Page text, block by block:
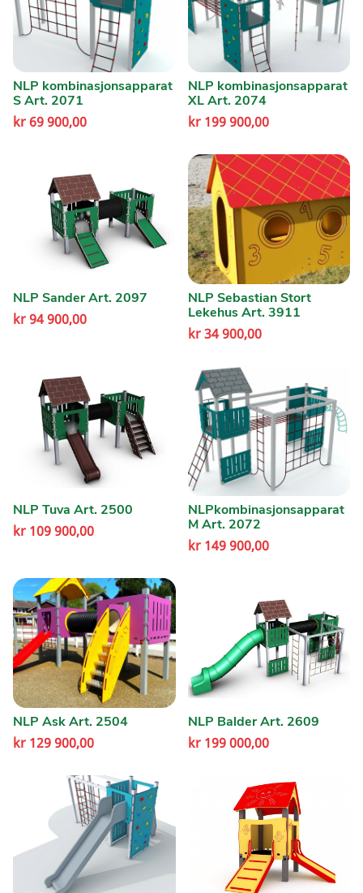
NLP kombinasjonsapparat
S Art. 2071
kr 69 900,00
NLP kombinasjonsapparat
XL Art. 2074
kr199 900,00
NLP Sander Art. 2097
kr94 900,00
NLP Sebastian Stort
Lekehus Art. 3911
kr34 900,00
NLP Tuva Art. 2500
kr 109 900,00
NLPkombinasjonsapparat
M Art. 2072
kr149 900,00
NLP Ask Art. 2504
kr 129 900,00
NLP Balder Art. 2609
kr199 000,00